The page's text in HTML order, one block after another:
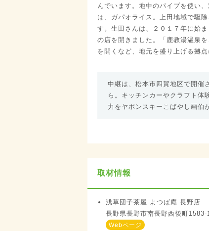
んでいます。地中のパイプを使い
は、ガパオライス。上田地域で駆
す。生田さんは、２０１７年に始
の店を開きました。「鹿教湯温泉
を開くなど、地元を盛り上げる拠
中継は、松本市四賀地区で開催
ら。キッチンカーやクラフト体
力をヤポンスキーこばやし画伯
取材情報
浅草団子茶屋 よつば庵 長野店
長野県長野市南長野西後町
Webページ